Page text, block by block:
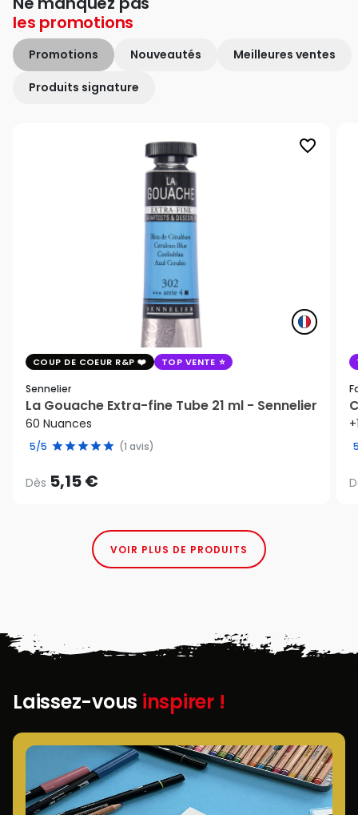
les promotions
Promotions Nouveautés Meilleures ventes
Produits signature
favorite_border
COUP DE COEUR R&P TOP VENTE
Sennelier
La Gouache Extra-fine Tube 21 ml - Sennelier
60 Nuances
5/5 (1 avis)
Dès 5,15 €
VOIR PLUS DE PRODUITS
Laissez-vous inspirer !